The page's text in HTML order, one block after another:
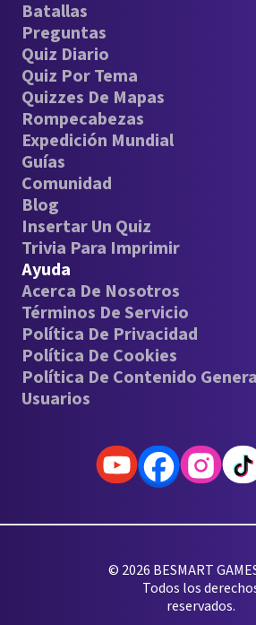
Batallas
Preguntas
Quiz Diario
Quiz Por Tema
Quizzes De Mapas
Rompecabezas
Expedición Mundial
Guías
Comunidad
Blog
Insertar Un Quiz
Trivia Para Imprimir
Ayuda
Acerca De Nosotros
Términos De Servicio
Política De Privacidad
Política De Cookies
Política De Contenido
Usuarios
© 2026 BESMART
Todos los
reservados.